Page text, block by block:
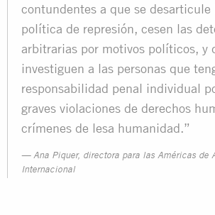
contundentes a que se desarticule
política de represión, cesen las
arbitrarias por motivos políticos, y
investiguen a las personas que
responsabilidad penal individual
graves violaciones de derechos
crímenes de lesa humanidad.”
Ana Piquer, directora para las Américas de
Internacional